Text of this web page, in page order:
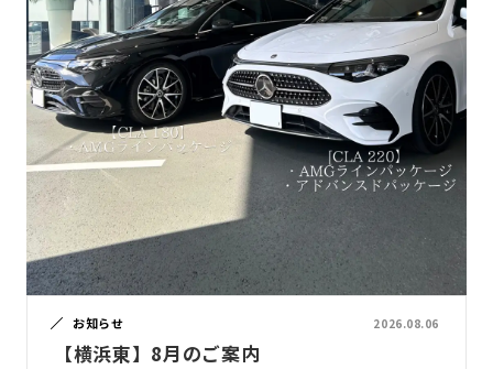
お知らせ 2026.08.06
【横浜東】8月のご案内